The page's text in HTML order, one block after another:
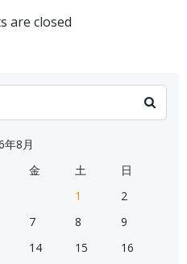
navigation
are closed
年8月
金 土
日
1
2
7 8
9
14 15
16